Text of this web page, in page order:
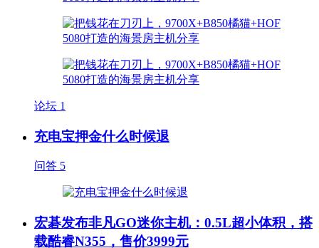
论坛 1
充电宝押金什么时候退
问答 5
宏碁发布非凡GO迷你主机：0.5L超小体积，搭
载酷睿N355，售价3999元